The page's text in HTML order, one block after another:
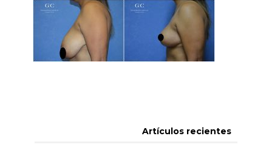
Artículos recientes